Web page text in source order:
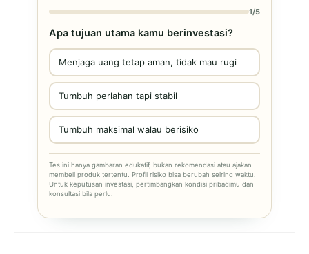
1/5
Apa tujuan utama kamu berinvestasi?
Menjaga uang tetap aman, tidak mau rugi
Tumbuh perlahan tapi stabil
Tumbuh maksimal walau berisiko
Tes ini hanya gambaran edukatif, bukan rekomendasi atau ajakan
membeli produk tertentu. Profil risiko bisa berubah seiring waktu.
Untuk keputusan investasi, pertimbangkan kondisi pribadimu dan
konsultasi bila perlu.